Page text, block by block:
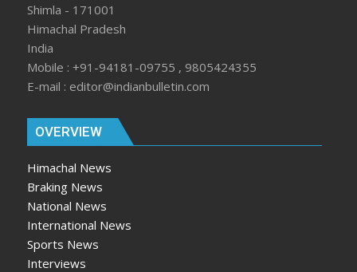
Shimla - 171001
Himachal Pradesh
India
Mobile : +91-94181-09755 , 9805424355
E-mail : editor@indianbulletin.com
OVERVIEW
Himachal News
Braking News
National News
International News
Sports News
Interviews